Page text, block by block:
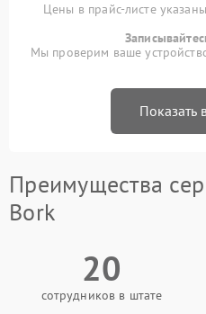
Цены в прайс-листе
Мы проверим ваше
Показать
Преимущества
Bork
20
сотрудников в штате